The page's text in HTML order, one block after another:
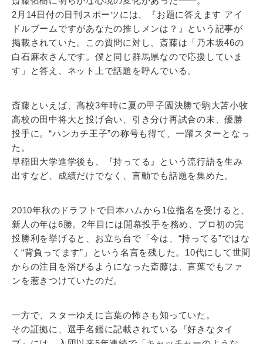
2月14日付の日刊スポーツには、『お題に答えます アイ
ドルブームですがあなたの推しメンは？』という記事が
掲載されていた。この質問に対し、斎藤は「乃木坂46の
白石麻衣さんです。僕と同じ群馬県なので応援していま
す」と答え、ネット上で話題を呼んでいる。
斎藤といえば、高校3年時に夏の甲子園決勝で駒大苫小牧
高校の田中将大と投げ合い、引き分け再試合の末、優勝
投手に。“ハンカチ王子”の称号も得て、一躍スターとなっ
た。
早稲田大学進学後も、『持ってる』という流行語を生み
出すなど、成績だけでなく、言動でも話題を集めた。
2010年秋のドラフトで日本ハムから1位指名を受けると、
新人の年は6勝。2年目には開幕投手を務め、プロ初の完
投勝利を挙げると、お立ち台で「今は、“持ってる”ではな
く“背負ってます”」という名言を残した。10代にして世間
からの注目を浴びるようになった斎藤は、言葉でもファ
ンを惹きつけていたのだ。
一方で、スターゆえに言葉の怖さも知っていた。
その証拠に、選手名鑑に記載されている『好きなタイ